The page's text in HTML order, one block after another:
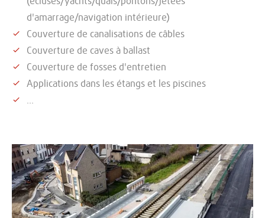
d'amarrage/navigation intérieure)
Couverture de canalisations de câbles
Couverture de caves à ballast
Couverture de fosses d'entretien
Applications dans les étangs et les piscines
...